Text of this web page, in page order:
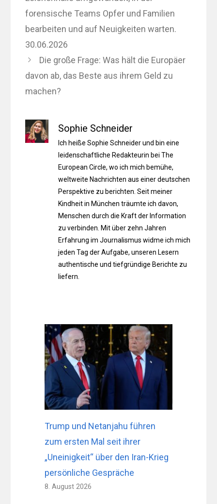
forensische Teams Opfer und Familien
bearbeiten und auf Neuigkeiten warten.
30.06.2026
Die große Frage: Was hält die Europäer
davon ab, das Beste aus ihrem Geld zu
machen?
Sophie Schneider
Ich heiße Sophie Schneider und bin eine
leidenschaftliche Redakteurin bei The
European Circle, wo ich mich bemühe,
weltweite Nachrichten aus einer deutschen
Perspektive zu berichten. Seit meiner
Kindheit in München träumte ich davon,
Menschen durch die Kraft der Information
zu verbinden. Mit über zehn Jahren
Erfahrung im Journalismus widme ich mich
jeden Tag der Aufgabe, unseren Lesern
authentische und tiefgründige Berichte zu
liefern.
Trump und Netanjahu führen
zum ersten Mal seit ihrer
„Uneinigkeit“ über den Iran-Krieg
persönliche Gespräche
8. August 2026